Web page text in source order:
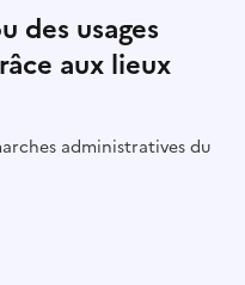
des usages
aux lieux
administratives du